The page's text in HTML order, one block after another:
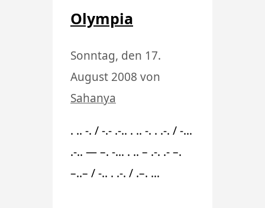
Olympia
Sonntag, den 17.
August 2008 von
Sahanya
. .. -. / -.- .-.. . .. -. . .-. / -…
.-.. — –. -… . .. – .-. .- –.
–..– / -.. . .-. / .–. …